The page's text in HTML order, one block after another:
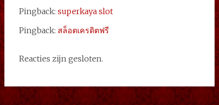
Pingback: superkaya slot
Pingback: สล็อตเครดิตฟรี
Reacties zijn gesloten.